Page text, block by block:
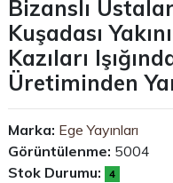
Bizanslı
Kuşadası
Kazıları
Üretiminden
Marka: Ege Yayınları
Görüntülenme: 5004
Stok Durumu:
4